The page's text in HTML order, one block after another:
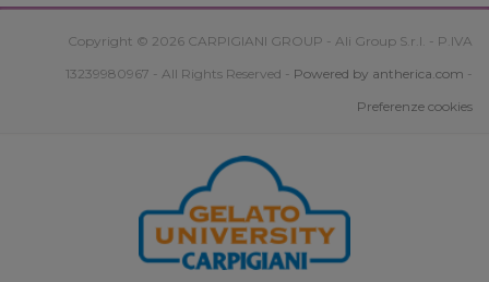
Copyright © 2026 CARPIGIANI GROUP - Ali Group S.r.l. - P.IVA
13239980967 - All Rights Reserved - Powered by antherica.com -
Preferenze cookies